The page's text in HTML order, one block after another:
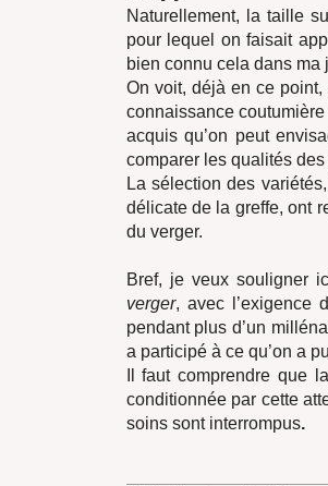
Naturellement, la taille
pour lequel on faisait
bien connu cela dans
On voit, déjà en ce
connaissance
acquis qu’on peut
comparer les qualités
La sélection des
délicate de la greffe, ont
du verger.
Bref, je veux souligner
verger, avec l’exigence
pendant plus d’un
a participé à ce qu’on a
Il faut comprendre que
conditionnée par cette
soins sont interrompus.